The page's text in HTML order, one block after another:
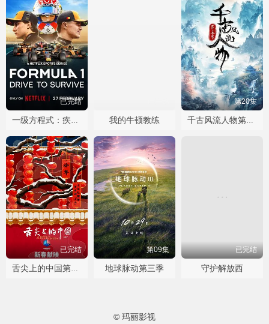
已完结
一级方程式：疾速争胜第八季 我的牛顿教练
第20集
千古风流人物第五季
已完结
舌尖上的中国第四季
第09集
地球脉动第三季
已完结
守护解放西
© 玛丽影视